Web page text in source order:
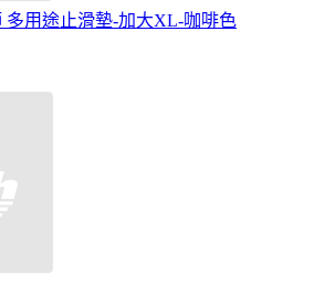
多用途止滑墊-加大XL-咖啡色